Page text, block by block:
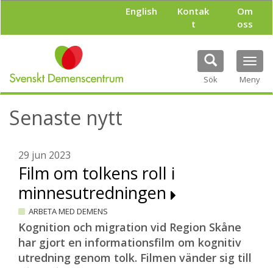
l
English
Kontak
t
Om
oss
Sök Meny
Senaste nytt
29 jun 2023
Film om tolkens roll i
minnesutredningen
ARBETA MED DEMENS
Kognition och migration vid Region Skåne
har gjort en informationsfilm om kognitiv
utredning genom tolk. Filmen vänder sig till